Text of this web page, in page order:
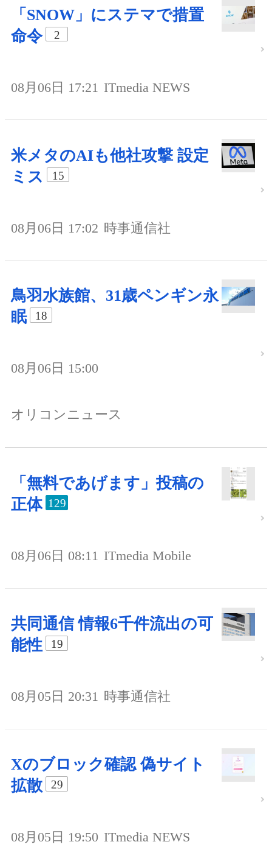
「SNOW」にステマで措置
命令
2
08月06日 17:21 ITmedia NEWS
米メタのAIも他社攻撃 設定
ミス
15
08月06日 17:02 時事通信社
鳥羽水族館、31歳ペンギン永
眠
18
08月06日 15:00
オリコンニュース
「無料であげます」投稿の
正体 129
08月06日 08:11 ITmedia Mobile
共同通信 情報6千件流出の可
能性
19
08月05日 20:31 時事通信社
Xのブロック確認 偽サイト
拡散
29
08月05日 19:50 ITmedia NEWS